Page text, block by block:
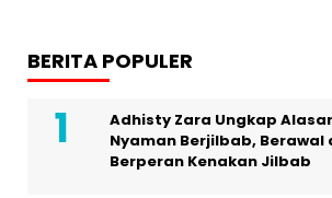
BERITA POPULER
Adhisty Zara Ungkap
Nyaman Berjilbab, Berawal
Berperan Kenakan Jilbab